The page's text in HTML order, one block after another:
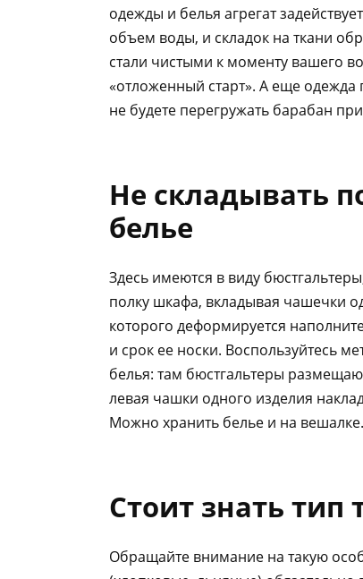
одежды и белья агрегат
объем воды, и складок на ткани
стали чистыми к моменту вашего
«отложенный старт». А еще
не будете перегружать барабан
Не складывать
белье
Здесь имеются в виду
полку шкафа, вкладывая чашечки
которого деформируется
и срок ее носки. Воспользуйтесь
белья: там бюстгальтеры
левая чашки одного изделия
Можно хранить белье и на вешалке.
Стоит знать тип
Обращайте внимание на такую